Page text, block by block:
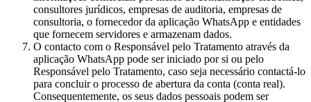
consultores jurídicos, empresas de auditoria, empresas de
consultoria, o fornecedor da aplicação WhatsApp e entidades
que fornecem servidores e armazenam dados.
O contacto com o Responsável pelo Tratamento através da
aplicação WhatsApp pode ser iniciado por si ou pelo
Responsável pelo Tratamento, caso seja necessário contactá-lo
para concluir o processo de abertura da conta (conta real).
Consequentemente, os seus dados pessoais podem ser